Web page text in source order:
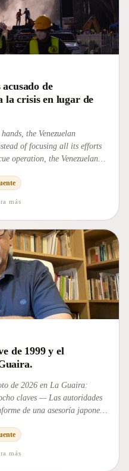
de
la crisis en lugar de
the Venezuelan
of focusing all its efforts
operation, the Venezuelan
the response, and as
to cover it.
más
de 1999 y el
de 2026 en La Guaira:
claves — Las autoridades
de una asesoría japonesa
más